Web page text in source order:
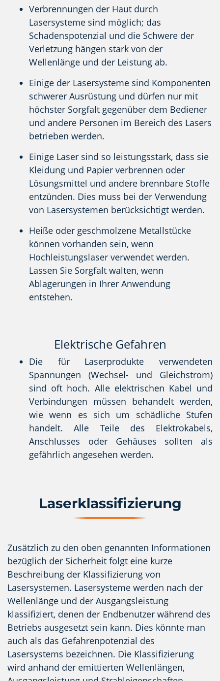
Verbrennungen der Haut durch
Lasersysteme sind möglich; das
Schadenspotenzial und die Schwere der
Verletzung hängen stark von der
Wellenlänge und der Leistung ab.
Einige der Lasersysteme sind Komponenten
schwerer Ausrüstung und dürfen nur mit
höchster Sorgfalt gegenüber dem Bediener
und andere Personen im Bereich des Lasers
betrieben werden.
Einige Laser sind so leistungsstark, dass sie
Kleidung und Papier verbrennen oder
Lösungsmittel und andere brennbare Stoffe
entzünden. Dies muss bei der Verwendung
von Lasersystemen berücksichtigt werden.
Heiße oder geschmolzene Metallstücke
können vorhanden sein, wenn
Hochleistungslaser verwendet werden.
Lassen Sie Sorgfalt walten, wenn
Ablagerungen in Ihrer Anwendung
entstehen.
Elektrische Gefahren
Die für Laserprodukte verwendeten
Spannungen (Wechsel- und Gleichstrom)
sind oft hoch. Alle elektrischen Kabel und
Verbindungen müssen behandelt werden,
wie wenn es sich um schädliche Stufen
handelt. Alle Teile des Elektrokabels,
Anschlusses oder Gehäuses sollten als
gefährlich angesehen werden.
Laserklassifizierung
Zusätzlich zu den oben genannten Informationen
bezüglich der Sicherheit folgt eine kurze
Beschreibung der Klassifizierung von
Lasersystemen. Lasersysteme werden nach der
Wellenlänge und der Ausgangsleistung
klassifiziert, denen der Endbenutzer während des
Betriebs ausgesetzt sein kann. Dies könnte man
auch als das Gefahrenpotenzial des
Lasersystems bezeichnen. Die Klassifizierung
wird anhand der emittierten Wellenlängen,